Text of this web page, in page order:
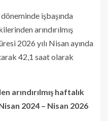
işbaşında
arındırılmış
2026 yılı Nisan ayında
42,1 saat olarak
arındırılmış haftalık
2024 – Nisan 2026